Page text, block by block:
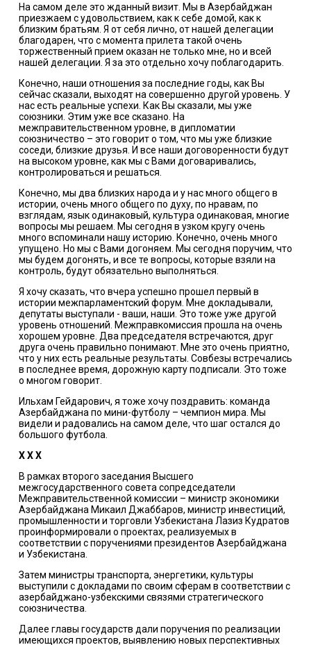
На самом деле это жданный визит. Мы в Азербайджан
приезжаем с удовольствием, как к себе домой, как к
близким братьям. Я от себя лично, от нашей делегации
благодарен, что с момента прилета такой очень
торжественный прием оказан не только мне, но и всей
нашей делегации. Я за это отдельно хочу поблагодарить.
Конечно, наши отношения за последние годы, как Вы
сейчас сказали, выходят на совершенно другой уровень. У
нас есть реальные успехи. Как Вы сказали, мы уже
союзники. Этим уже все сказано. На
межправительственном уровне, в дипломатии
союзничество – это говорит о том, что мы уже близкие
соседи, близкие друзья. И все наши договоренности будут
на высоком уровне, как мы с Вами договаривались,
контролироваться и решаться.
Конечно, мы два близких народа и у нас много общего в
истории, очень много общего по духу, по нравам, по
взглядам, язык одинаковый, культура одинаковая, многие
вопросы мы решаем. Мы сегодня в узком кругу очень
много вспоминали нашу историю. Конечно, очень много
упущено. Но мы с Вами догоняем. Мы сегодня поручим, что
мы будем догонять, и все те вопросы, которые взяли на
контроль, будут обязательно выполняться.
Я хочу сказать, что вчера успешно прошел первый в
истории межпарламентский форум. Мне докладывали,
депутаты выступали - ваши, наши. Это тоже уже другой
уровень отношений. Межправкомиссия прошла на очень
хорошем уровне. Два председателя встречаются, друг
друга очень правильно понимают. Мне это очень приятно,
что у них есть реальные результаты. Совбезы встречались
в последнее время, дорожную карту подписали. Это тоже
о многом говорит.
Ильхам Гейдарович, я тоже хочу поздравить: команда
Азербайджана по мини-футболу – чемпион мира. Мы
видели и радовались на самом деле, что шаг остался до
большого футбола.
Х Х Х
В рамках второго заседания Высшего
межгосударственного совета сопредседатели
Межправительственной комиссии – министр экономики
Азербайджана Микаил Джаббаров, министр инвестиций,
промышленности и торговли Узбекистана Лазиз Кудратов
проинформировали о проектах, реализуемых в
соответствии с поручениями президентов Азербайджана
и Узбекистана.
Затем министры транспорта, энергетики, культуры
выступили с докладами по своим сферам в соответствии с
азербайджано-узбекскими связями стратегического
союзничества.
Далее главы государств дали поручения по реализации
имеющихся проектов, выявлению новых перспективных